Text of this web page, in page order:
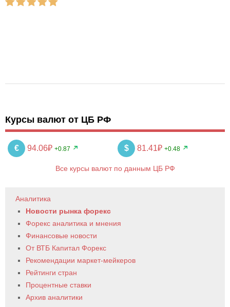
Курсы валют от ЦБ РФ
€ 94.06₽ +0.87 $ 81.41₽ +0.48
Все курсы валют по данным ЦБ РФ
Аналитика
Новости рынка форекс
Форекс аналитика и мнения
Финансовые новости
От ВТБ Капитал Форекс
Рекомендации маркет-мейкеров
Рейтинги стран
Процентные ставки
Архив аналитики